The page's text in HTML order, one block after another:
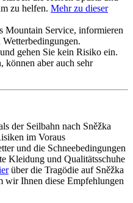
zu helfen. Mehr zu dieser
Mountain Service, informieren
gehen Sie kein Risiko ein.
können aber auch sehr
der Seilbahn nach Sněžka
im Voraus
und die Schneebedingungen
Kleidung und Qualitätsschuhe
über die Tragödie auf Sněžka
wir Ihnen diese Empfehlungen